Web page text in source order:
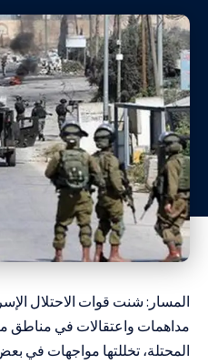
المسار: شنت قوات الاحتلال
مداهمات واعتقالات في مناطق
المحتلة، تخللتها مواجهات في